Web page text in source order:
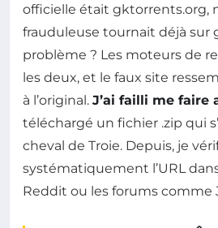
officielle était gktorrents.org,
frauduleuse tournait déjà sur
problème ? Les moteurs de
les deux, et le faux site
à l’original. J’ai failli me faire
téléchargé un fichier .zip qui
cheval de Troie. Depuis, je
systématiquement l’URL
Reddit ou les forums comme